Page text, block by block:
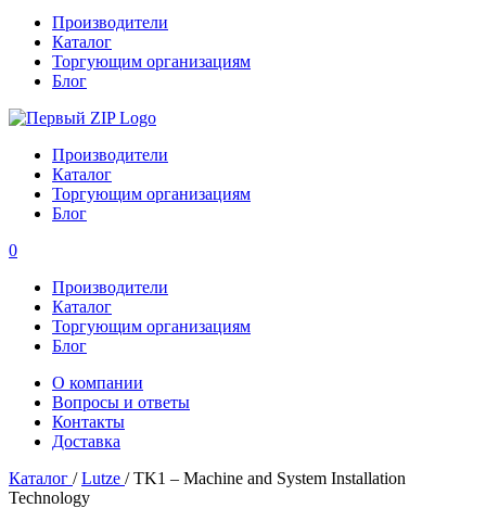
Производители
Каталог
Торгующим организациям
Блог
Производители
Каталог
Торгующим организациям
Блог
0
Производители
Каталог
Торгующим организациям
Блог
О компании
Вопросы и ответы
Контакты
Доставка
Каталог /Lutze /TK1 – Machine and System Installation
Technology